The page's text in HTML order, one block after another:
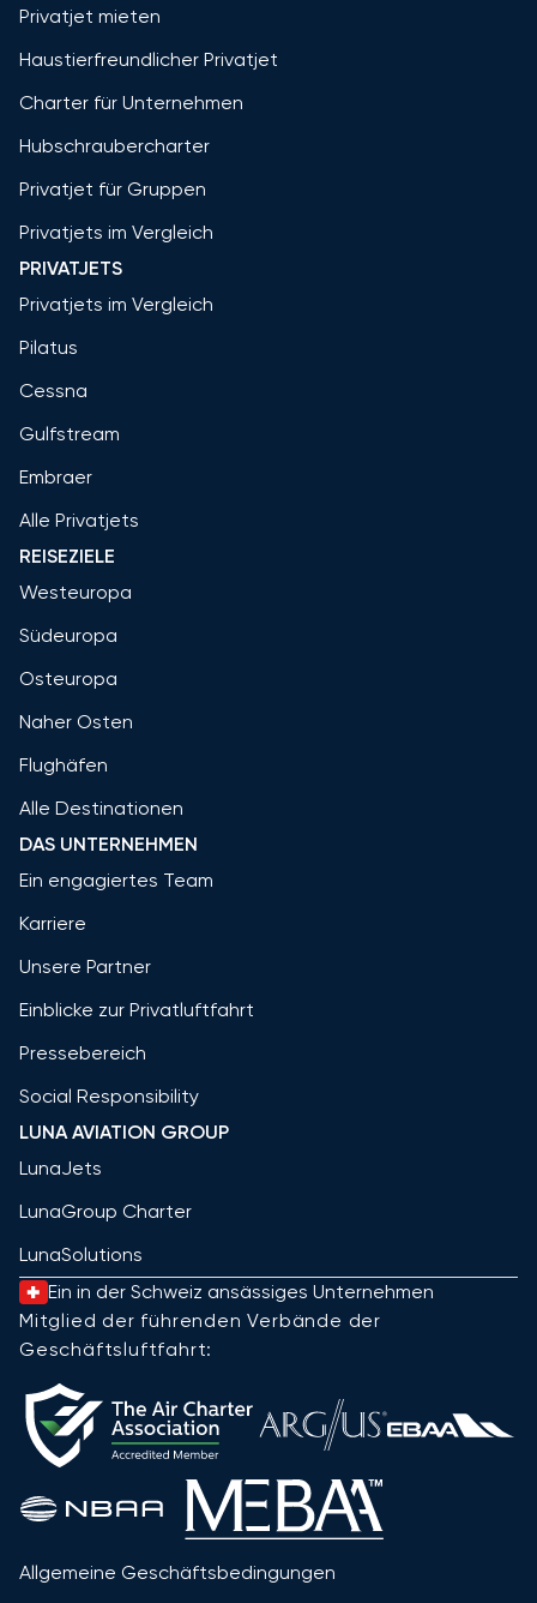
Privatjet mieten
Haustierfreundlicher Privatjet
Charter für Unternehmen
Hubschraubercharter
Privatjet für Gruppen
Privatjets im Vergleich
PRIVATJETS
Privatjets im Vergleich
Pilatus
Cessna
Gulfstream
Embraer
Alle Privatjets
REISEZIELE
Westeuropa
Südeuropa
Osteuropa
Naher Osten
Flughäfen
Alle Destinationen
DAS UNTERNEHMEN
Ein engagiertes Team
Karriere
Unsere Partner
Einblicke zur Privatluftfahrt
Pressebereich
Social Responsibility
LUNA AVIATION GROUP
LunaJets
LunaGroup Charter
LunaSolutions
Ein in der Schweiz ansässiges Unternehmen
Mitglied der führenden Verbände der
Geschäftsluftfahrt:
Allgemeine Geschäftsbedingungen